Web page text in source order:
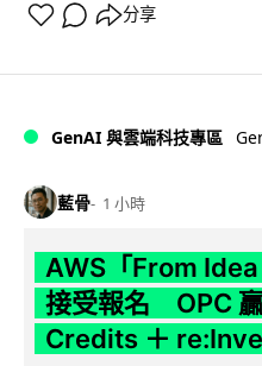
分享
GenAI 與雲端科技專區
藍骨 1 小時
AWS「From
接受報名 OPC
Credits ＋